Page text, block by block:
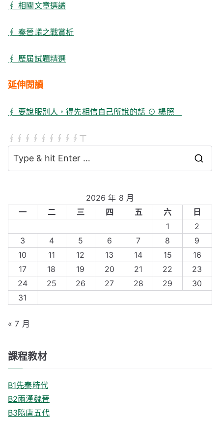
∮ 相關文章選讀
∮ 秦晉崤之戰賞析
∮ 歷屆試題精選
延伸閱讀
∮ 要說服別人，得先相信自己所說的話 ⊙ 楊照
∮∮∮∮∮∮∮∮∮ㄒ
r
c
h
f
o
r
:
2026 年 8 月
一
二 三 四 五 六
日
1
2
3
4 5 6 7 8
9
10
11 12 13 14 15
16
17
18 19 20 21 22
23
24
25 26 27 28 29
30
31
« 7 月
課程教材
B1先秦時代
B2兩漢魏晉
B3隋唐五代